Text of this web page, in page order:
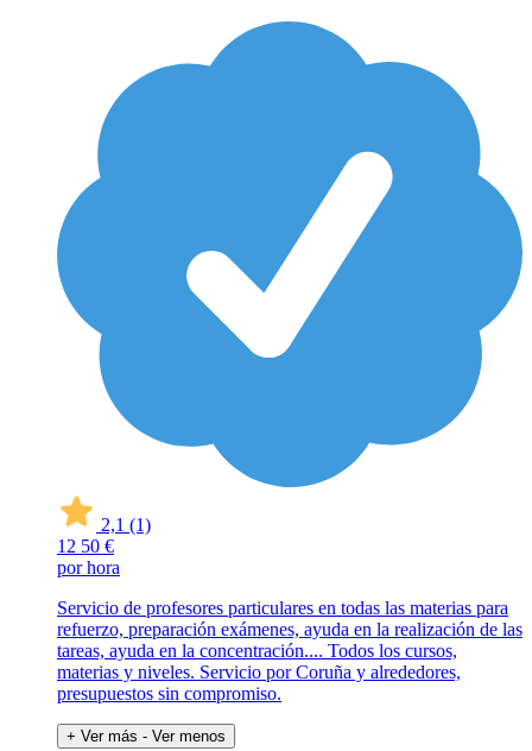
2,1 (1)
12 50 €
por hora
Servicio de profesores particulares en todas las materias para
refuerzo, preparación exámenes, ayuda en la realización de las
tareas, ayuda en la concentración.... Todos los cursos,
materias y niveles. Servicio por Coruña y alrededores,
presupuestos sin compromiso.
+ Ver más - Ver menos